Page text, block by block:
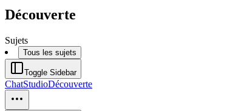
Découverte
Sujets
Tous les sujets
Toggle Sidebar
ChatStudioDécouverte